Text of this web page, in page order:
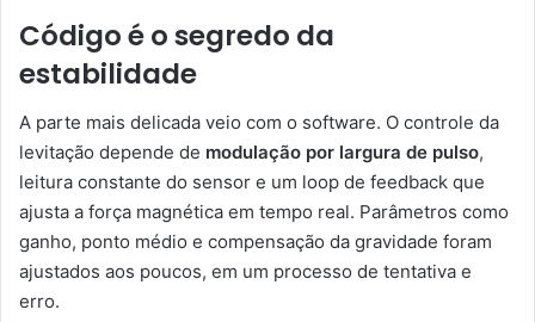
Código é o segredo da
estabilidade
A parte mais delicada veio com o software. O controle da
levitação depende de modulação por largura de pulso,
leitura constante do sensor e um loop de feedback que
ajusta a força magnética em tempo real. Parâmetros como
ganho, ponto médio e compensação da gravidade foram
ajustados aos poucos, em um processo de tentativa e
erro.